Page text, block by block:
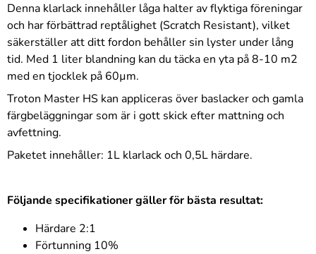
Denna klarlack innehåller låga halter av flyktiga föreningar
och har förbättrad reptålighet (Scratch Resistant), vilket
säkerställer att ditt fordon behåller sin lyster under lång
tid. Med 1 liter blandning kan du täcka en yta på 8-10 m2
med en tjocklek på 60µm.
Troton Master HS kan appliceras över baslacker och gamla
färgbeläggningar som är i gott skick efter mattning och
avfettning.
Paketet innehåller: 1L klarlack och 0,5L härdare.
Följande specifikationer gäller för bästa resultat:
Härdare 2:1
Förtunning 10%